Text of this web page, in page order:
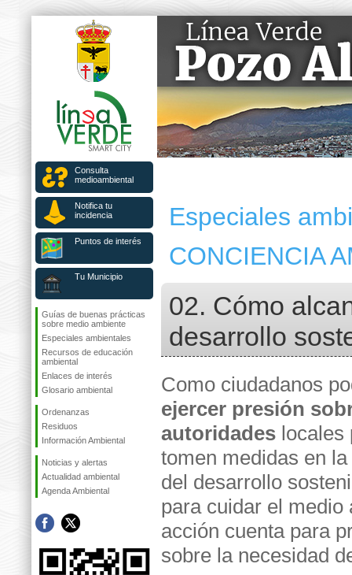
Consulta
medioambiental
Notifica tu
incidencia
Puntos de interés
Tu Municipio
Guías de buenas prácticas
sobre medio ambiente
Especiales ambientales
Recursos de educación
ambiental
Enlaces de interés
Glosario ambiental
Ordenanzas
Residuos
Información Ambiental
Noticias y alertas
Actualidad ambiental
Agenda Ambiental
Especiales
CONCIENCIA
02. Cómo
desarrollo
Como ciudadanos
ejercer presión
autoridades locales
tomen medidas en
del desarrollo
para cuidar el medio
acción cuenta para
sobre la necesidad